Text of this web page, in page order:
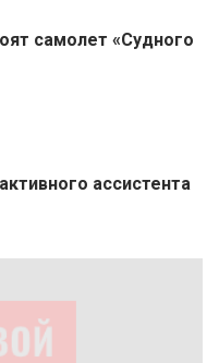
самолет «Судного
ассистента